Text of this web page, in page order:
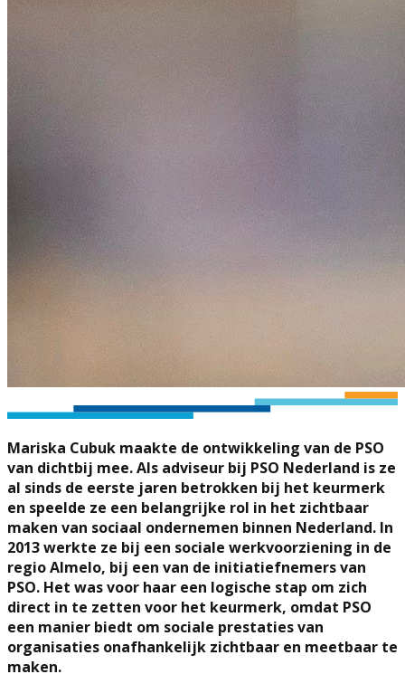
Mariska Cubuk maakte de ontwikkeling van de PSO
van dichtbij mee. Als adviseur bij PSO Nederland is ze
al sinds de eerste jaren betrokken bij het keurmerk
en speelde ze een belangrijke rol in het zichtbaar
maken van sociaal ondernemen binnen Nederland. In
2013 werkte ze bij een sociale werkvoorziening in de
regio Almelo, bij een van de initiatiefnemers van
PSO. Het was voor haar een logische stap om zich
direct in te zetten voor het keurmerk, omdat PSO
een manier biedt om sociale prestaties van
organisaties onafhankelijk zichtbaar en meetbaar te
maken.